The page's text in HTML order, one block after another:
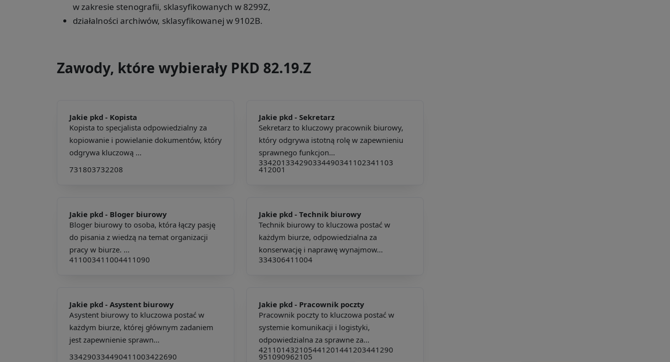
w zakresie stenografii, sklasyfikowanych w 8299Z,
działalności archiwów, sklasyfikowanej w 9102B.
Zawody, które wybierały PKD 82.19.Z
Jakie pkd - Kopista
Kopista to specjalista odpowiedzialny za
kopiowanie i powielanie dokumentów, który
odgrywa kluczową ...
731803732208
Jakie pkd - Sekretarz
Sekretarz to kluczowy pracownik biurowy,
który odgrywa istotną rolę w zapewnieniu
sprawnego funkcjon...
334201334290334490341102341103
412001
Jakie pkd - Bloger biurowy
Bloger biurowy to osoba, która łączy pasję
do pisania z wiedzą na temat organizacji
pracy w biurze. ...
411003411004411090
Jakie pkd - Technik biurowy
Technik biurowy to kluczowa postać w
każdym biurze, odpowiedzialna za
konserwację i naprawę wynajmow...
334306411004
Jakie pkd - Asystent biurowy
Asystent biurowy to kluczowa postać w
każdym biurze, której głównym zadaniem
jest zapewnienie sprawn...
334290334490411003422690
Jakie pkd - Pracownik poczty
Pracownik poczty to kluczowa postać w
systemie komunikacji i logistyki,
odpowiedzialna za sprawne za...
421101432105441201441203441290
951090962105